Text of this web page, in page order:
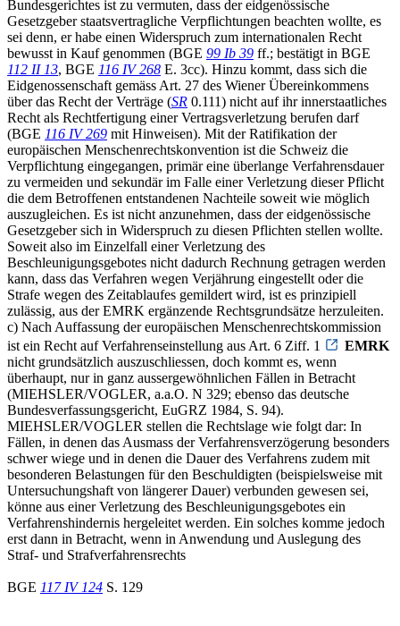
Bundesgerichtes ist zu vermuten, dass der eidgenössische
Gesetzgeber staatsvertragliche Verpflichtungen beachten wollte, es
sei denn, er habe einen Widerspruch zum internationalen Recht
bewusst in Kauf genommen (BGE 99 Ib 39 ff.; bestätigt in BGE
112 II 13, BGE 116 IV 268 E. 3cc). Hinzu kommt, dass sich die
Eidgenossenschaft gemäss Art. 27 des Wiener Übereinkommens
über das Recht der Verträge (SR 0.111) nicht auf ihr innerstaatliches
Recht als Rechtfertigung einer Vertragsverletzung berufen darf
(BGE 116 IV 269 mit Hinweisen). Mit der Ratifikation der
europäischen Menschenrechtskonvention ist die Schweiz die
Verpflichtung eingegangen, primär eine überlange Verfahrensdauer
zu vermeiden und sekundär im Falle einer Verletzung dieser Pflicht
die dem Betroffenen entstandenen Nachteile soweit wie möglich
auszugleichen. Es ist nicht anzunehmen, dass der eidgenössische
Gesetzgeber sich in Widerspruch zu diesen Pflichten stellen wollte.
Soweit also im Einzelfall einer Verletzung des
Beschleunigungsgebotes nicht dadurch Rechnung getragen werden
kann, dass das Verfahren wegen Verjährung eingestellt oder die
Strafe wegen des Zeitablaufes gemildert wird, ist es prinzipiell
zulässig, aus der EMRK ergänzende Rechtsgrundsätze herzuleiten.
c) Nach Auffassung der europäischen Menschenrechtskommission
ist ein Recht auf Verfahrenseinstellung aus Art. 6 Ziff. 1
EMRK
nicht grundsätzlich auszuschliessen, doch kommt es, wenn
überhaupt, nur in ganz aussergewöhnlichen Fällen in Betracht
(MIEHSLER/VOGLER, a.a.O. N 329; ebenso das deutsche
Bundesverfassungsgericht, EuGRZ 1984, S. 94).
MIEHSLER/VOGLER stellen die Rechtslage wie folgt dar: In
Fällen, in denen das Ausmass der Verfahrensverzögerung besonders
schwer wiege und in denen die Dauer des Verfahrens zudem mit
besonderen Belastungen für den Beschuldigten (beispielsweise mit
Untersuchungshaft von längerer Dauer) verbunden gewesen sei,
könne aus einer Verletzung des Beschleunigungsgebotes ein
Verfahrenshindernis hergeleitet werden. Ein solches komme jedoch
erst dann in Betracht, wenn in Anwendung und Auslegung des
Straf- und Strafverfahrensrechts
BGE 117 IV 124 S. 129